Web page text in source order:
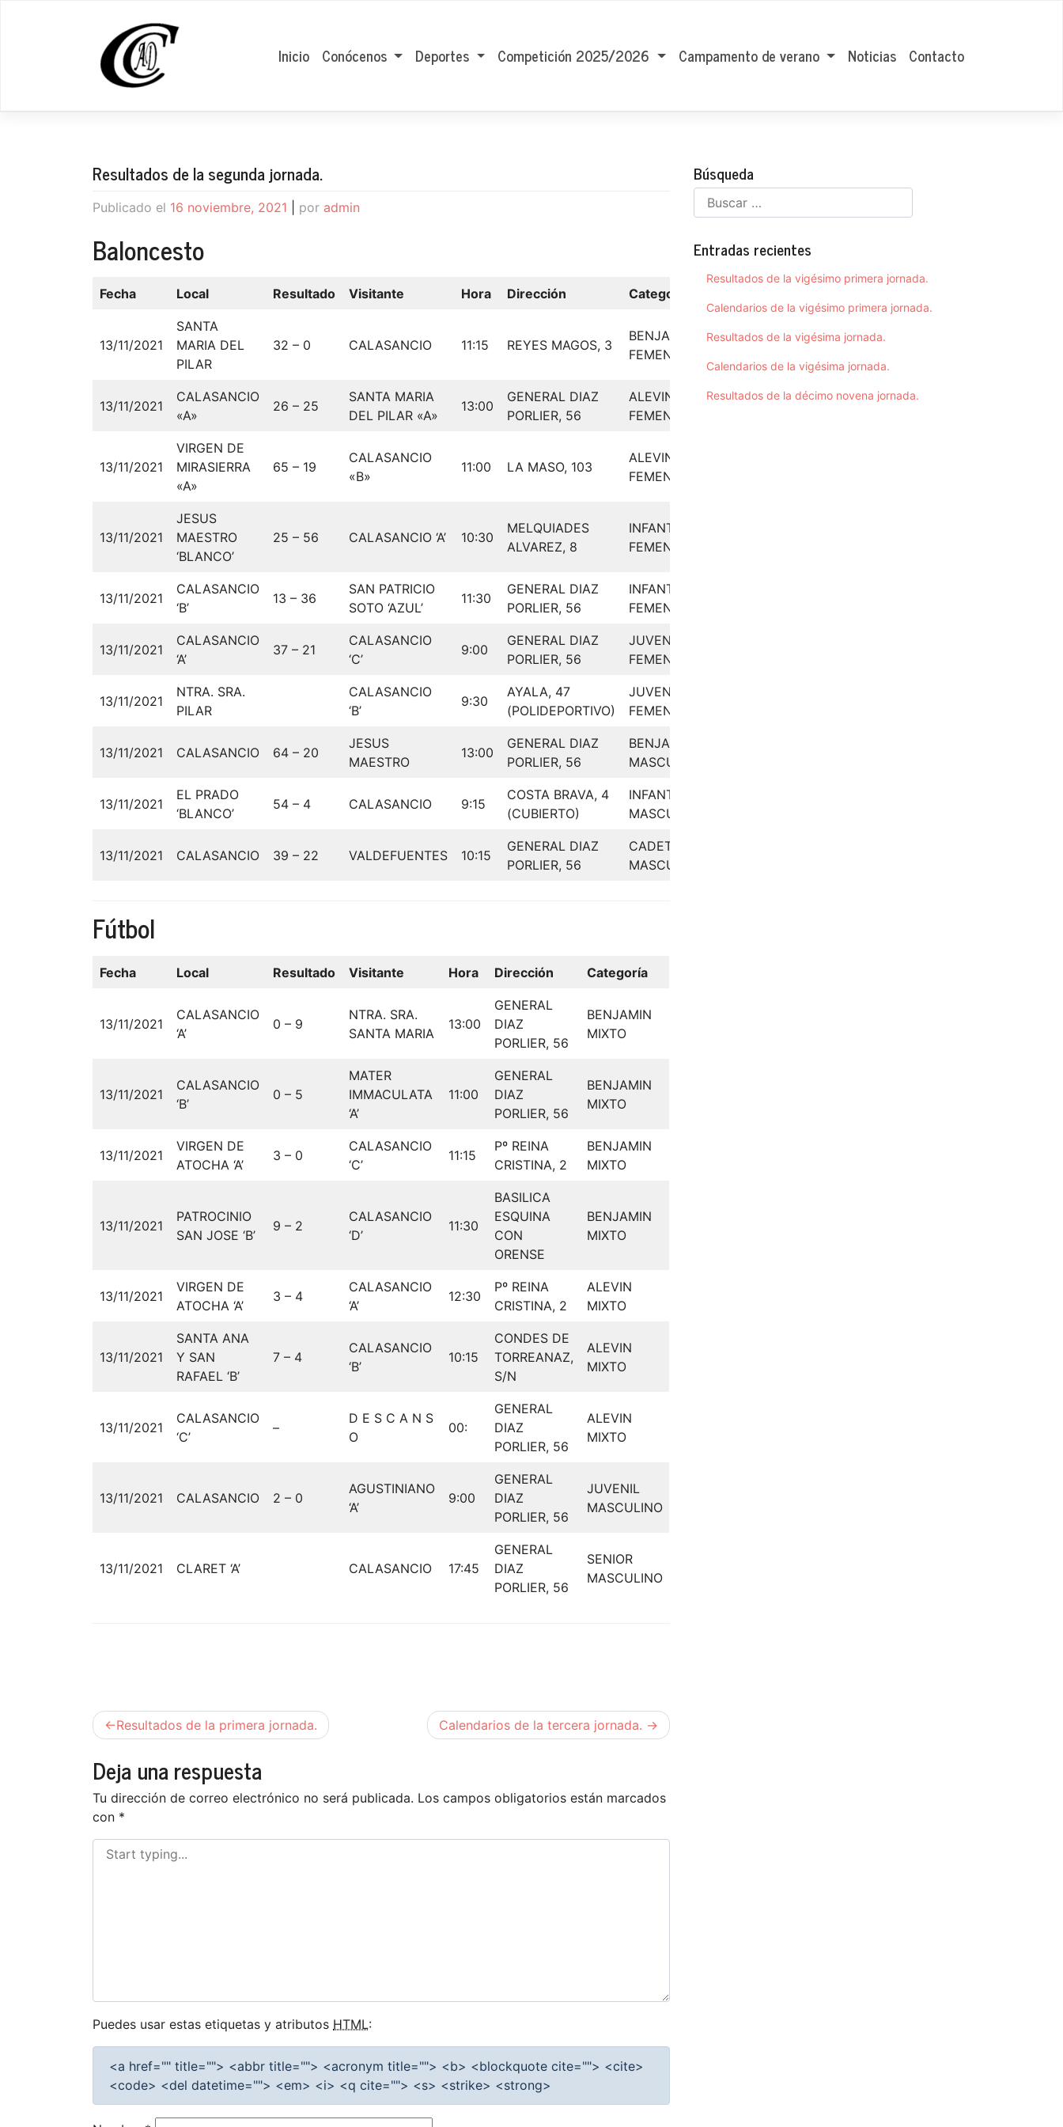
Inicio Conócenos Deportes Competición 2025/2026 Campamento de verano Noticias Contacto
Resultados de la segunda jornada.
Publicado el 16 noviembre, 2021 por admin
Baloncesto
Fecha Local Resultado Visitante Hora Dirección Categoría
13/11/2021
SANTA
MARIA DEL
PILAR
32 – 0 CALASANCIO 11:15 REYES MAGOS, 3
BENJAMIN
FEMENINO
13/11/2021
CALASANCIO
«A»
26 – 25
SANTA MARIA
DEL PILAR «A»
13:00
GENERAL DIAZ
PORLIER, 56
ALEVIN
FEMENINO
13/11/2021
VIRGEN DE
MIRASIERRA
«A»
65 – 19
CALASANCIO
«B»
11:00 LA MASO, 103
ALEVIN
FEMENINO
13/11/2021
JESUS
MAESTRO
‘BLANCO’
25 – 56 CALASANCIO ‘A’ 10:30
MELQUIADES
ALVAREZ, 8
INFANTIL
FEMENINO
13/11/2021
CALASANCIO
‘B’
13 – 36
SAN PATRICIO
SOTO ‘AZUL’
11:30
GENERAL DIAZ
PORLIER, 56
INFANTIL
FEMENINO
13/11/2021
CALASANCIO
‘A’
37 – 21
CALASANCIO
‘C’
9:00
GENERAL DIAZ
PORLIER, 56
JUVENIL
FEMENINO
13/11/2021
NTRA. SRA.
PILAR
CALASANCIO
‘B’
9:30
AYALA, 47
(POLIDEPORTIVO)
JUVENIL
FEMENINO
13/11/2021 CALASANCIO 64 – 20
JESUS
MAESTRO
13:00
GENERAL DIAZ
PORLIER, 56
BENJAMIN
MASCULINO
13/11/2021
EL PRADO
‘BLANCO’
54 – 4 CALASANCIO 9:15
COSTA BRAVA, 4
(CUBIERTO)
INFANTIL
MASCULINO
13/11/2021 CALASANCIO 39 – 22 VALDEFUENTES 10:15
GENERAL DIAZ
PORLIER, 56
CADETE
MASCULINO
Fútbol
Fecha Local Resultado Visitante Hora Dirección Categoría
13/11/2021
CALASANCIO
‘A’
0 – 9
NTRA. SRA.
SANTA MARIA
13:00
GENERAL
DIAZ
PORLIER, 56
BENJAMIN
MIXTO
13/11/2021
CALASANCIO
‘B’
0 – 5
MATER
IMMACULATA
‘A’
11:00
GENERAL
DIAZ
PORLIER, 56
BENJAMIN
MIXTO
13/11/2021
VIRGEN DE
ATOCHA ‘A’
3 – 0
CALASANCIO
‘C’
11:15
Pº REINA
CRISTINA, 2
BENJAMIN
MIXTO
13/11/2021
PATROCINIO
SAN JOSE ‘B’
9 – 2
CALASANCIO
‘D’
11:30
BASILICA
ESQUINA
CON
ORENSE
BENJAMIN
MIXTO
13/11/2021
VIRGEN DE
ATOCHA ‘A’
3 – 4
CALASANCIO
‘A’
12:30
Pº REINA
CRISTINA, 2
ALEVIN
MIXTO
13/11/2021
SANTA ANA
Y SAN
RAFAEL ‘B’
7 – 4
CALASANCIO
‘B’
10:15
CONDES DE
TORREANAZ,
S/N
ALEVIN
MIXTO
13/11/2021
CALASANCIO
‘C’
–
D E S C A N S
O
00:
GENERAL
DIAZ
PORLIER, 56
ALEVIN
MIXTO
13/11/2021 CALASANCIO 2 – 0
AGUSTINIANO
‘A’
9:00
GENERAL
DIAZ
PORLIER, 56
JUVENIL
MASCULINO
13/11/2021 CLARET ‘A’ CALASANCIO 17:45
GENERAL
DIAZ
PORLIER, 56
SENIOR
MASCULINO
Navegación
de
entradas
Resultados de la primera jornada. Calendarios de la tercera jornada.
Deja una respuesta
Tu dirección de correo electrónico no será publicada. Los campos obligatorios están marcados
con *
Puedes usar estas etiquetas y atributos HTML:
<a href="" title=""> <abbr title=""> <acronym title=""> <b> <blockquote cite=""> <cite>
<code> <del datetime=""> <em> <i> <q cite=""> <s> <strike> <strong>
Búsqueda
Entradas recientes
Resultados de la vigésimo primera jornada.
Calendarios de la vigésimo primera jornada.
Resultados de la vigésima jornada.
Calendarios de la vigésima jornada.
Resultados de la décimo novena jornada.